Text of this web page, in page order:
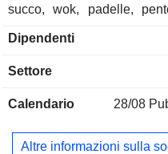
succo, wok, padelle,
ferri da stiro, pulitori di polvere, ecc. Alla
Dipendenti
Settore
Calendario 28/08
Altre informazioni sulla